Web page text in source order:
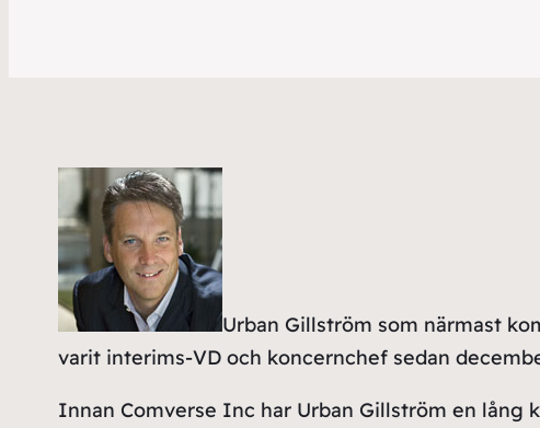
Urban Gillström som närmast
varit interims-VD och koncernchef sedan
Innan Comverse Inc har Urban Gillström en lång